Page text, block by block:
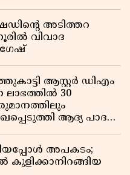
അടിത്തറ
വിവാദ
ആസ്റ്റർ ഡിഎം
ലാഭത്തിൽ 30
ആദ്യ പാദ
അപകടം;
കുളിക്കാനിറങ്ങിയ